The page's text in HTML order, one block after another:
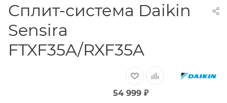
Сплит-система Daikin
Sensira
FTXF35A/RXF35A
54 999₽